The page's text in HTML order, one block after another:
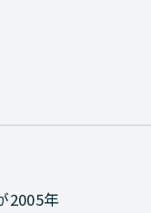
2005年